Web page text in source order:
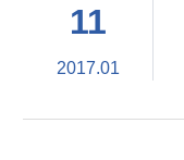
11
2017.01